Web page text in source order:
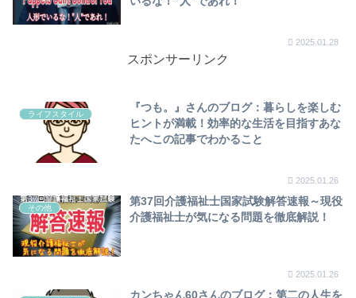
2025.01.28
スポンサーリンク
ライフスタイル
『つも。』さんのブログ：暮らしを楽しむ
ヒントが満載！効率的な生活を目指すあな
たへこの記事でわかること
2025.01.26
その他
第37回介護福祉士国家試験解答速報～現役
介護福祉士が気になる問題を徹底解説！
2025.01.26
カンちゃん60さんのブログ：第二の人生を